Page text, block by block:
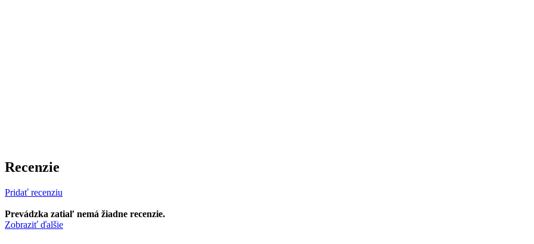
Recenzie
Pridať recenziu
Prevádzka zatiaľ nemá žiadne recenzie.
Zobraziť ďalšie